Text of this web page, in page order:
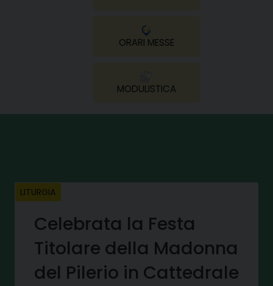
ORARI MESSE
MODULISTICA
LITURGIA
Celebrata la Festa
Titolare della Madonna
del Pilerio in Cattedrale